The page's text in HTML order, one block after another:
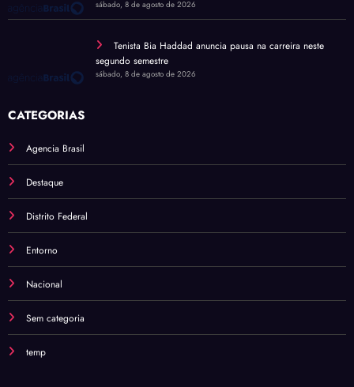
sábado, 8 de agosto de 2026
Tenista Bia Haddad anuncia pausa na carreira neste
segundo semestre
sábado, 8 de agosto de 2026
CATEGORIAS
Agencia Brasil
Destaque
Distrito Federal
Entorno
Nacional
Sem categoria
temp